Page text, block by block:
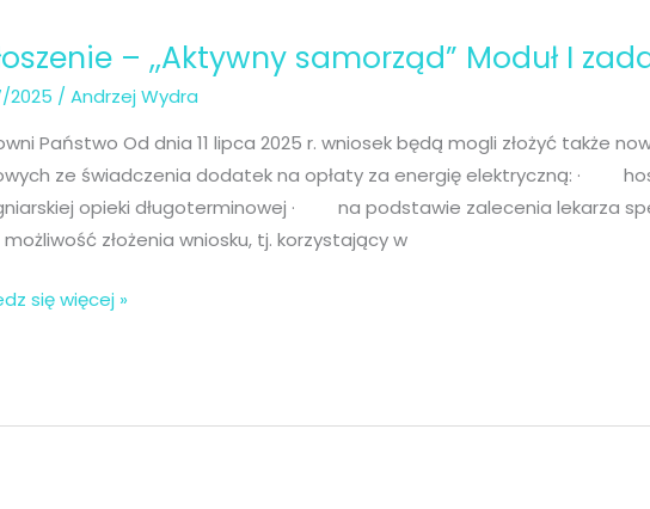
– ,,Aktywny samorząd” Moduł I
2025 /Andrzej Wydra
Państwo Od dnia 11 lipca 2025 r. wniosek będą mogli złożyć także
ze świadczenia dodatek na opłaty za energię elektryczną:
opieki długoterminowej · na podstawie zalecenia lekarza
złożenia wniosku, tj. korzystający w
się więcej »